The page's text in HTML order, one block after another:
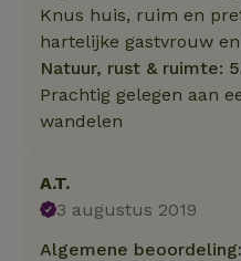
Knus huis, ruim en
hartelijke gastvrouw
Natuur, rust & ruimte: 5
Prachtig gelegen aan
wandelen
A.T.
3 augustus 2019
Algemene